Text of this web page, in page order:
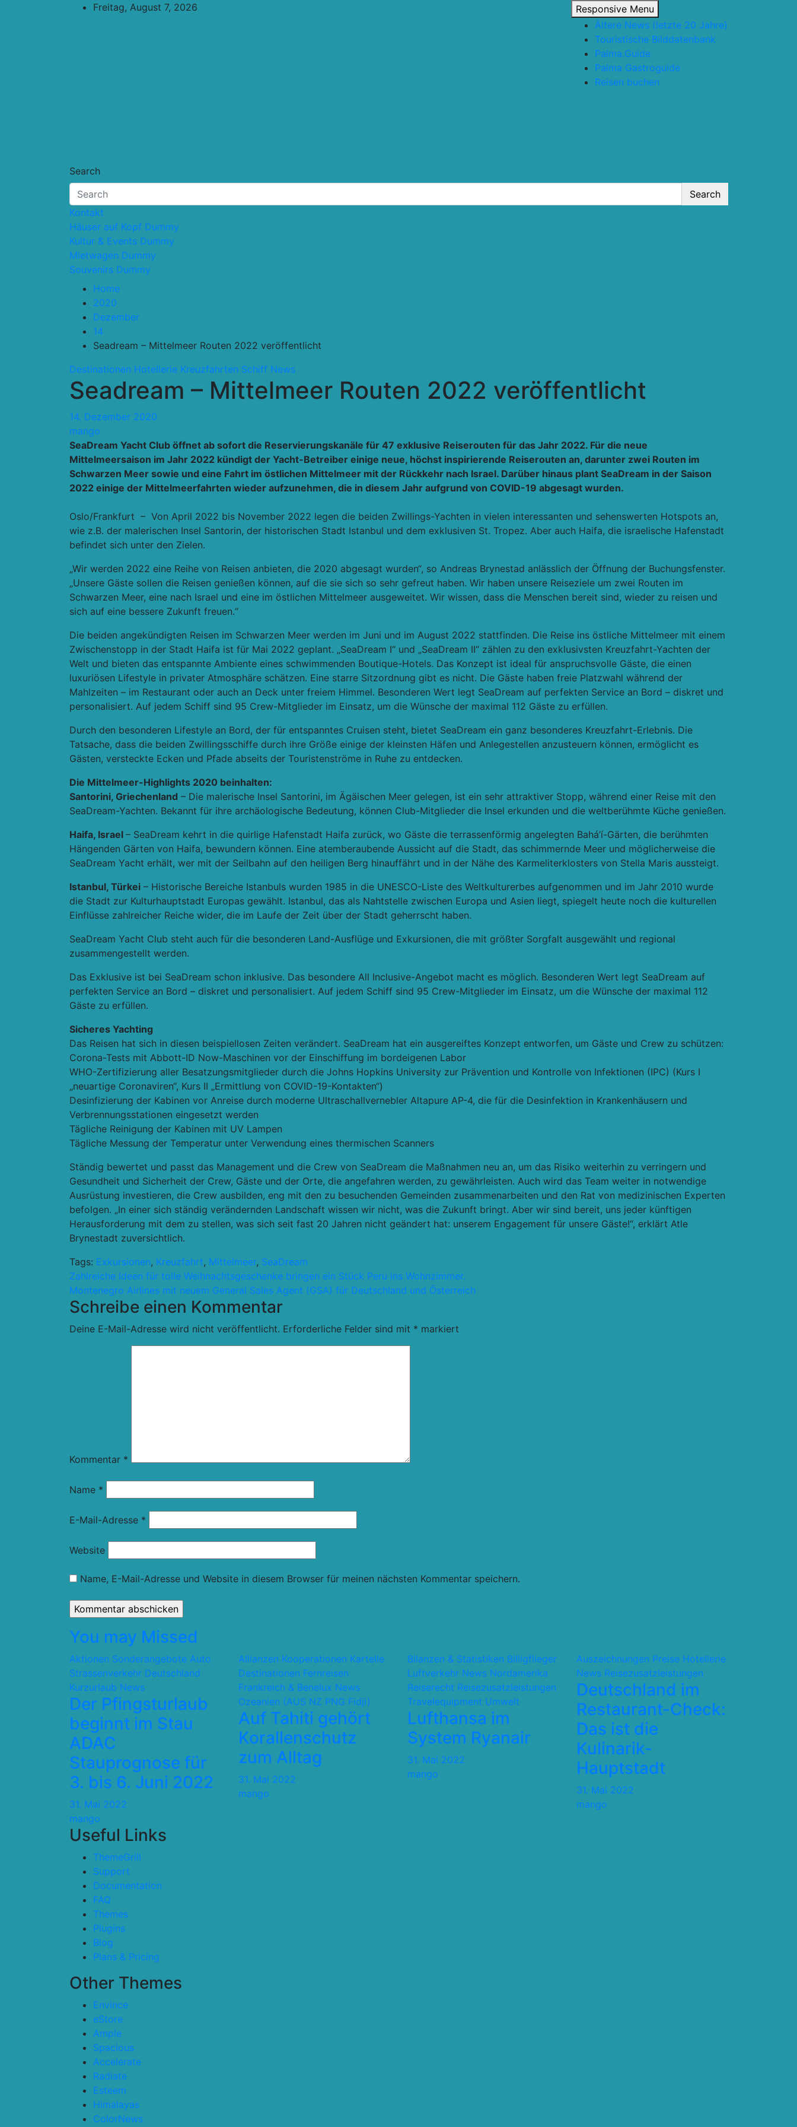
Freitag, August 7, 2026
Responsive Menu
Ältere News (letzte 20 Jahre)
Touristische Bilddatenbank
Palma.Guide
Palma Gastroguide
Reisen buchen
Search
Search
Kontakt
Häuser auf Kopf Dummy
Kultur & Events Dummy
Mietwagen Dummy
Souvenirs Dummy
Home
2020
Dezember
14
Seadream – Mittelmeer Routen 2022 veröffentlicht
Destinationen Hotellerie Kreuzfahrten Schiff News
Seadream – Mittelmeer Routen 2022 veröffentlicht
14. Dezember 2020
mango
SeaDream Yacht Club öffnet ab sofort die Reservierungskanäle für 47 exklusive Reiserouten für das Jahr 2022. Für die neue
Mittelmeersaison im Jahr 2022 kündigt der Yacht-Betreiber einige neue, höchst inspirierende Reiserouten an, darunter zwei Routen im
Schwarzen Meer sowie und eine Fahrt im östlichen Mittelmeer mit der Rückkehr nach Israel. Darüber hinaus plant SeaDream in der Saison
2022 einige der Mittelmeerfahrten wieder aufzunehmen, die in diesem Jahr aufgrund von COVID-19 abgesagt wurden.
Oslo/Frankfurt – Von April 2022 bis November 2022 legen die beiden Zwillings-Yachten in vielen interessanten und sehenswerten Hotspots an,
wie z.B. der malerischen Insel Santorin, der historischen Stadt Istanbul und dem exklusiven St. Tropez. Aber auch Haifa, die israelische Hafenstadt
befindet sich unter den Zielen.
„Wir werden 2022 eine Reihe von Reisen anbieten, die 2020 abgesagt wurden“, so Andreas Brynestad anlässlich der Öffnung der Buchungsfenster.
„Unsere Gäste sollen die Reisen genießen können, auf die sie sich so sehr gefreut haben. Wir haben unsere Reiseziele um zwei Routen im
Schwarzen Meer, eine nach Israel und eine im östlichen Mittelmeer ausgeweitet. Wir wissen, dass die Menschen bereit sind, wieder zu reisen und
sich auf eine bessere Zukunft freuen.“
Die beiden angekündigten Reisen im Schwarzen Meer werden im Juni und im August 2022 stattfinden. Die Reise ins östliche Mittelmeer mit einem
Zwischenstopp in der Stadt Haifa ist für Mai 2022 geplant. „SeaDream I“ und „SeaDream II“ zählen zu den exklusivsten Kreuzfahrt-Yachten der
Welt und bieten das entspannte Ambiente eines schwimmenden Boutique-Hotels. Das Konzept ist ideal für anspruchsvolle Gäste, die einen
luxuriösen Lifestyle in privater Atmosphäre schätzen. Eine starre Sitzordnung gibt es nicht. Die Gäste haben freie Platzwahl während der
Mahlzeiten – im Restaurant oder auch an Deck unter freiem Himmel. Besonderen Wert legt SeaDream auf perfekten Service an Bord – diskret und
personalisiert. Auf jedem Schiff sind 95 Crew-Mitglieder im Einsatz, um die Wünsche der maximal 112 Gäste zu erfüllen.
Durch den besonderen Lifestyle an Bord, der für entspanntes Cruisen steht, bietet SeaDream ein ganz besonderes Kreuzfahrt-Erlebnis. Die
Tatsache, dass die beiden Zwillingsschiffe durch ihre Größe einige der kleinsten Häfen und Anlegestellen anzusteuern können, ermöglicht es
Gästen, versteckte Ecken und Pfade abseits der Touristenströme in Ruhe zu entdecken.
Die Mittelmeer-Highlights 2020 beinhalten:
Santorini, Griechenland – Die malerische Insel Santorini, im Ägäischen Meer gelegen, ist ein sehr attraktiver Stopp, während einer Reise mit den
SeaDream-Yachten. Bekannt für ihre archäologische Bedeutung, können Club-Mitglieder die Insel erkunden und die weltberühmte Küche genießen.
Haifa, Israel – SeaDream kehrt in die quirlige Hafenstadt Haifa zurück, wo Gäste die terrassenförmig angelegten Bahá’í-Gärten, die berühmten
Hängenden Gärten von Haifa, bewundern können. Eine atemberaubende Aussicht auf die Stadt, das schimmernde Meer und möglicherweise die
SeaDream Yacht erhält, wer mit der Seilbahn auf den heiligen Berg hinauffährt und in der Nähe des Karmeliterklosters von Stella Maris aussteigt.
Istanbul, Türkei – Historische Bereiche Istanbuls wurden 1985 in die UNESCO-Liste des Weltkulturerbes aufgenommen und im Jahr 2010 wurde
die Stadt zur Kulturhauptstadt Europas gewählt. Istanbul, das als Nahtstelle zwischen Europa und Asien liegt, spiegelt heute noch die kulturellen
Einflüsse zahlreicher Reiche wider, die im Laufe der Zeit über der Stadt geherrscht haben.
SeaDream Yacht Club steht auch für die besonderen Land-Ausflüge und Exkursionen, die mit größter Sorgfalt ausgewählt und regional
zusammengestellt werden.
Das Exklusive ist bei SeaDream schon inklusive. Das besondere All Inclusive-Angebot macht es möglich. Besonderen Wert legt SeaDream auf
perfekten Service an Bord – diskret und personalisiert. Auf jedem Schiff sind 95 Crew-Mitglieder im Einsatz, um die Wünsche der maximal 112
Gäste zu erfüllen.
Sicheres Yachting
Das Reisen hat sich in diesen beispiellosen Zeiten verändert. SeaDream hat ein ausgereiftes Konzept entworfen, um Gäste und Crew zu schützen:
Corona-Tests mit Abbott-ID Now-Maschinen vor der Einschiffung im bordeigenen Labor
WHO-Zertifizierung aller Besatzungsmitglieder durch die Johns Hopkins University zur Prävention und Kontrolle von Infektionen (IPC) (Kurs I
„neuartige Coronaviren“, Kurs II „Ermittlung von COVID-19-Kontakten“)
Desinfizierung der Kabinen vor Anreise durch moderne Ultraschallvernebler Altapure AP-4, die für die Desinfektion in Krankenhäusern und
Verbrennungsstationen eingesetzt werden
Tägliche Reinigung der Kabinen mit UV Lampen
Tägliche Messung der Temperatur unter Verwendung eines thermischen Scanners
Ständig bewertet und passt das Management und die Crew von SeaDream die Maßnahmen neu an, um das Risiko weiterhin zu verringern und
Gesundheit und Sicherheit der Crew, Gäste und der Orte, die angefahren werden, zu gewährleisten. Auch wird das Team weiter in notwendige
Ausrüstung investieren, die Crew ausbilden, eng mit den zu besuchenden Gemeinden zusammenarbeiten und den Rat von medizinischen Experten
befolgen. „In einer sich ständig verändernden Landschaft wissen wir nicht, was die Zukunft bringt. Aber wir sind bereit, uns jeder künftigen
Herausforderung mit dem zu stellen, was sich seit fast 20 Jahren nicht geändert hat: unserem Engagement für unsere Gäste!“, erklärt Atle
Brynestadt zuversichtlich.
Tags: Exkursionen, Kreuzfahrt, Mittelmeer, SeaDream
Beitragsnavigation
Zahlreiche Ideen für tolle Weihnachtsgeschenke bringen ein Stück Peru ins Wohnzimmer.
Montenegro Airlines mit neuem General Sales Agent (GSA) für Deutschland und Österreich
Schreibe einen Kommentar
Deine E-Mail-Adresse wird nicht veröffentlicht. Erforderliche Felder sind mit * markiert
Kommentar *
Name *
E-Mail-Adresse *
Website
Name, E-Mail-Adresse und Website in diesem Browser für meinen nächsten Kommentar speichern.
You may Missed
Aktionen Sonderangebote Auto
Strassenverkehr Deutschland
Kurzurlaub News
Der Pfingsturlaub
beginnt im Stau
ADAC
Stauprognose für
3. bis 6. Juni 2022
31. Mai 2022
mango
Allianzen Kooperationen Kartelle
Destinationen Fernreisen
Frankreich & Benelux News
Ozeanien (AUS NZ PNG Fidji)
Auf Tahiti gehört
Korallenschutz
zum Alltag
31. Mai 2022
mango
Bilanzen & Statistiken Billigflieger
Luftverkehr News Nordamerika
Reiserecht Reisezusatzleistungen
Travelequipment Umwelt
Lufthansa im
System Ryanair
31. Mai 2022
mango
Auszeichnungen Preise Hotellerie
News Reisezusatzleistungen
Deutschland im
Restaurant-Check:
Das ist die
Kulinarik-
Hauptstadt
31. Mai 2022
mango
Useful Links
ThemeGrill
Support
Documentation
FAQ
Themes
Plugins
Blog
Plans & Pricing
Other Themes
Envince
eStore
Ample
Spacious
Accelerate
Radiate
Esteem
Himalayas
ColorNews